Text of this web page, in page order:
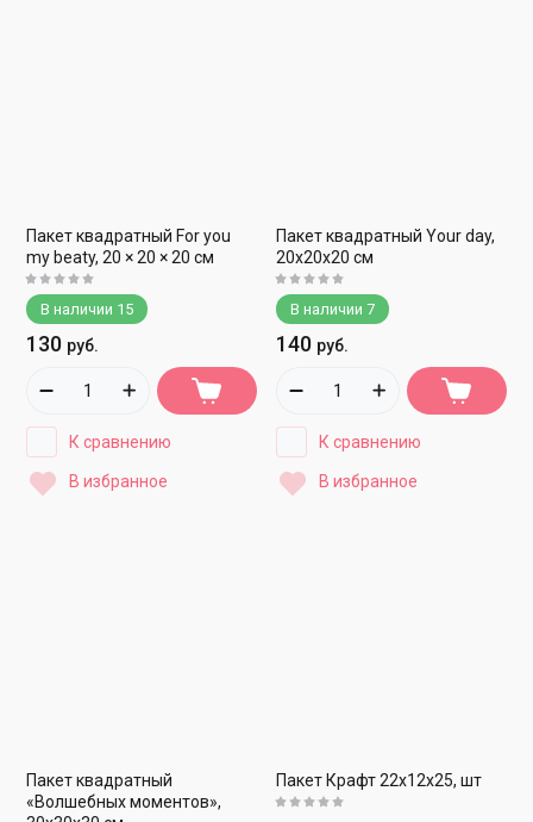
Пакет квадратный For you
my beaty, 20 × 20 × 20 см
В наличии 15
130 руб.
К сравнению
В избранное
Пакет квадратный Your day,
20х20х20 см
В наличии 7
140 руб.
К сравнению
В избранное
Пакет квадратный
«Волшебных моментов»,
Пакет Крафт 22х12х25, шт